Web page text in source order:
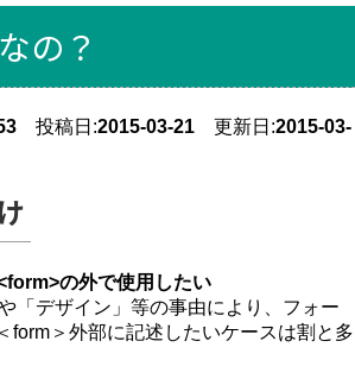
の？
投稿日:2015-03-21 更新日:2015-03-
の外で使用したい
「デザイン」等の事由により、フォー
form＞外部に記述したいケースは割と多